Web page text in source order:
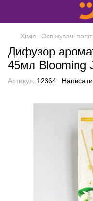
Хімія Освіжувачі
Дифузор
45мл Blooming
Артикул: 12364 Написати